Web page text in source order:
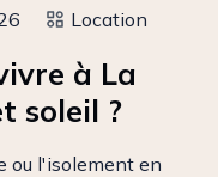
Location
à La
soleil ?
ou l'isolement en